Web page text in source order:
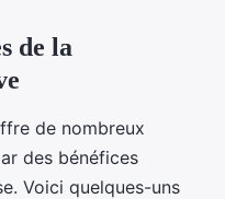
de la
de nombreux
des bénéfices
Voici quelques-uns